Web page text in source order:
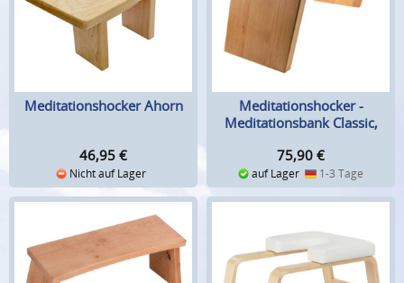
Meditationshocker Ahorn
46,95 €
Nicht auf Lager
Meditationshocker -
Meditationsbank Classic,
75,90 €
auf Lager 1-3 Tage